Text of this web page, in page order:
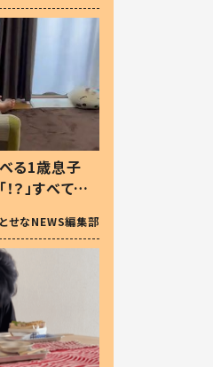
べる1歳息子
？」すべてを
いから許
とせなNEWS編集部